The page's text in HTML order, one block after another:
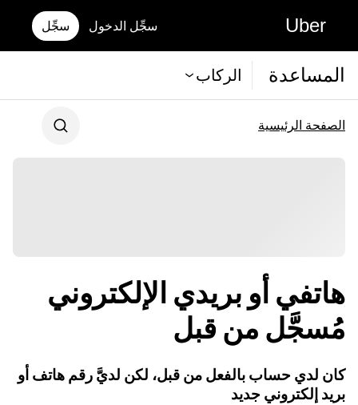
Uber سجِّل الدخول سجِّل
المساعدة الركاب
الصفحة الرئيسية
هاتفي أو بريدي الإلكتروني
مُسجَّل من قبل
كان لدي حساب بالفعل من قبل، لكن لديَّ رقم هاتف أو
بريد إلكتروني جديد